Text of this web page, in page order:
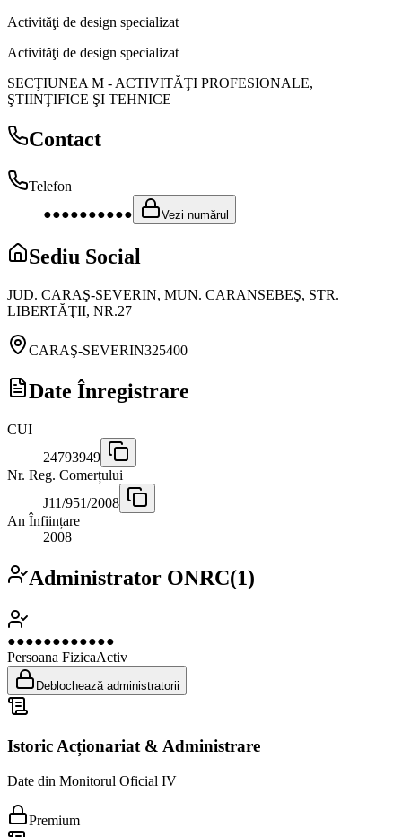
Activităţi de design specializat
Activităţi de design specializat
SECŢIUNEA M - ACTIVITĂŢI PROFESIONALE,
ŞTIINŢIFICE ŞI TEHNICE
Contact
Telefon
●●●●●●●●●●
Vezi numărul
Sediu Social
JUD. CARAŞ-SEVERIN, MUN. CARANSEBEŞ, STR.
LIBERTĂŢII, NR.27
CARAŞ-SEVERIN325400
Date Înregistrare
CUI
24793949
Nr. Reg. Comerțului
J11/951/2008
An Înființare
2008
Administrator ONRC(1)
●●●●●●●●●●●●
Persoana FizicaActiv
Deblochează administratorii
Istoric Acționariat & Administrare
Date din Monitorul Oficial IV
Premium